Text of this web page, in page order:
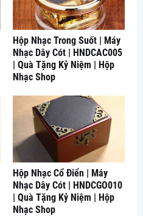
Hộp Nhạc Trong Suốt | Máy
Nhạc Dây Cót | HNDCAC005
| Quà Tặng Kỷ Niệm | Hộp
Nhạc Shop
Hộp Nhạc Cổ Điển | Máy
Nhạc Dây Cót | HNDCGO010
| Quà Tặng Kỷ Niệm | Hộp
Nhạc Shop